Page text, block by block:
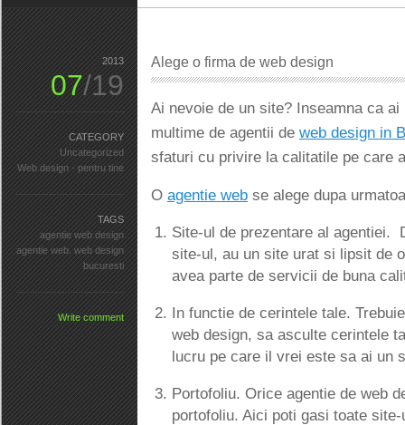
Alege o firma de web design
Ai nevoie de un site? Inseamna ca
multime de agentii de web design in
sfaturi cu privire la calitatile pe care
O agentie web se alege dupa
Site-ul de prezentare al agentiei.
site-ul, au un site urat si lipsit de
avea parte de servicii de buna
In functie de cerintele tale.
web design, sa asculte cerintele
lucru pe care il vrei este sa ai un
Portofoliu. Orice agentie de web
portofoliu. Aici poti gasi toate
2013
07/19
CATEGORY
Uncategorized
Web design - pentru tine
TAGS
agentie web design
agentie web. web design
bucuresti
Write comment